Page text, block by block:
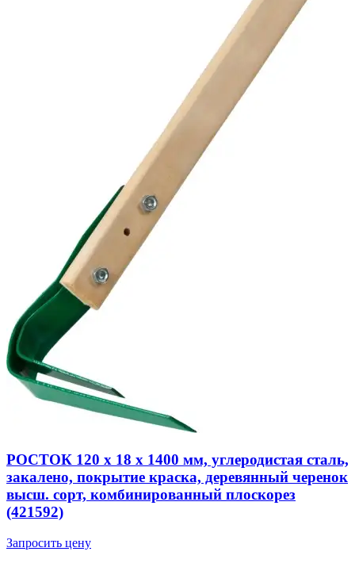
РОСТОК 120 х 18 х 1400 мм, углеродистая сталь,
закалено, покрытие краска, деревянный черенок
высш. сорт, комбинированный плоскорез
(421592)
Запросить цену